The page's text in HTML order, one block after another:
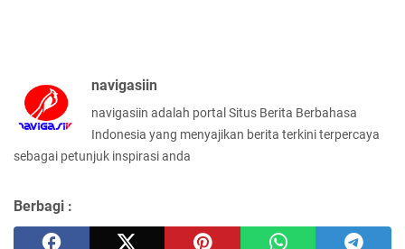
navigasiin
navigasiin adalah portal Situs Berita Berbahasa
Indonesia yang menyajikan berita terkini terpercaya
sebagai petunjuk inspirasi anda
Berbagi :